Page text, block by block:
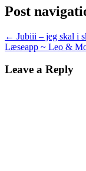
Post
← Jubiii – jeg skal i
Læseapp ~ Leo &
Leave a Reply